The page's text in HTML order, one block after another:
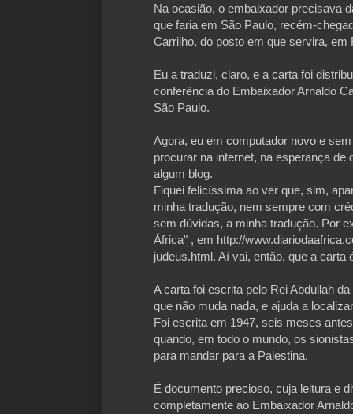
Na ocasião, o embaixador precisava
que faria em São Paulo, recém-
Carrilho, do posto em que servira,
Eu a traduzi, claro, e a carta foi
conferência do Embaixador Arnaldo
São Paulo.
Agora, eu em computador novo e
procurar na internet, na esperança
algum blog.
Fiquei felicíssima ao ver que, sim,
minha tradução, nem sempre com
sem dúvidas, a minha tradução. Por
África" , em http://
judeus.html. Aí vai, então, que a carta
A carta foi escrita pelo Rei Abdullah
que não muda nada, e ajuda a
Foi escrita em 1947, seis meses
quando, em todo o mundo, os
para mandar para a Palestina.
É documento precioso, cuja leitura e
completamente ao Embaixador